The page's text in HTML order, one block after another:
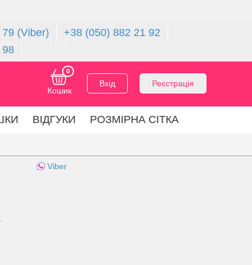
(Viber)
+38 (050) 882 21 92
98
Реєстрація
Вхід
Кошик
0
ВІДГУКИ РОЗМІРНА СІТКА
Viber